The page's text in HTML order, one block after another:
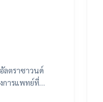
ลตราซาวนด์
การแพทย์ที่